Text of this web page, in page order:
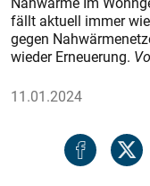
fällt aktuell immer
gegen
wieder Erneuerung.
11.01.2024